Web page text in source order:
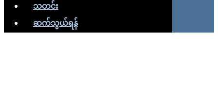
သတင်း
ဆက်သွယ်ရန်